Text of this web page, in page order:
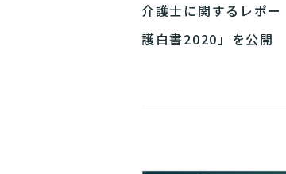
介護士に関するレポ
護白書2020」を公開